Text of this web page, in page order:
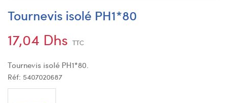
Tournevis isolé PH1*80
17,04 Dhs TTC
Tournevis isolé PH1*80.
Réf: 5407020687